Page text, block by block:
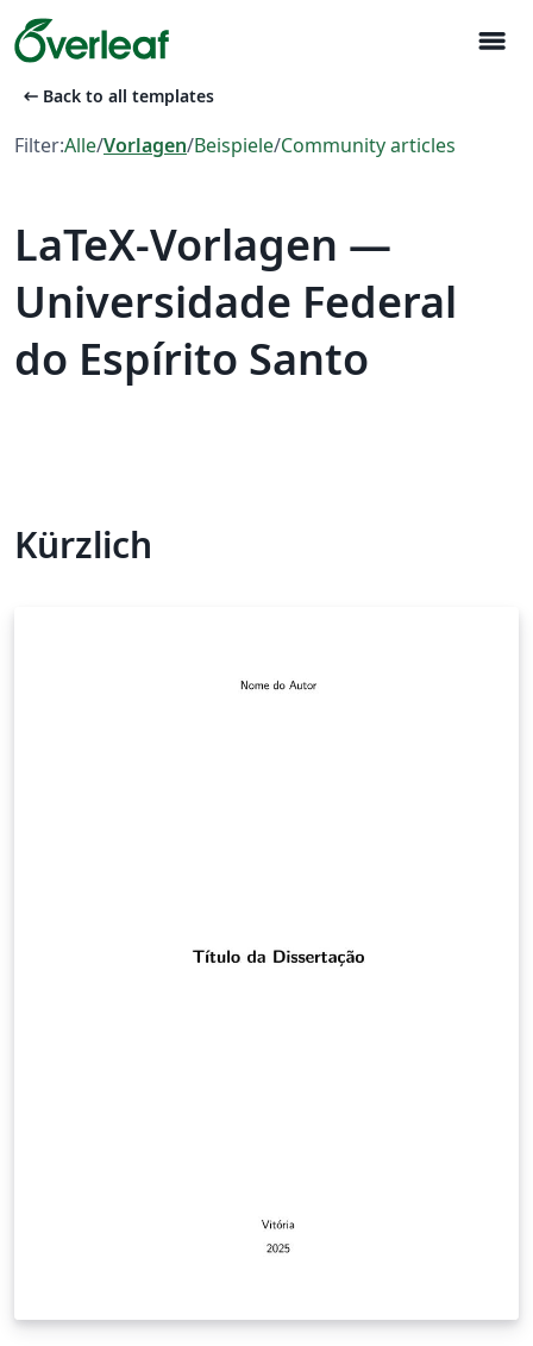
menu
arrow_left_alt Back to all templates
Filter:Alle/Vorlagen/Beispiele/Community articles
LaTeX-Vorlagen —
Universidade Federal
do Espírito Santo
Kürzlich